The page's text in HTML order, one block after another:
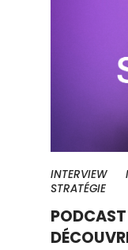
INTERVIEW
STRATÉGIE
PODCAST